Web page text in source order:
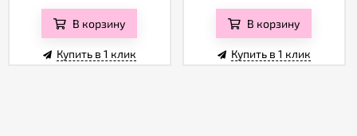
В корзину
Купить в 1 клик
В корзину
Купить в 1 клик